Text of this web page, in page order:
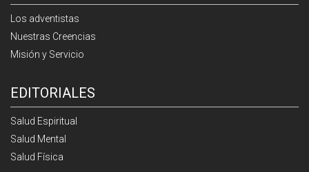
Los adventistas
Nuestras Creencias
Misión y Servicio
EDITORIALES
Salud Espiritual
Salud Mental
Salud Física